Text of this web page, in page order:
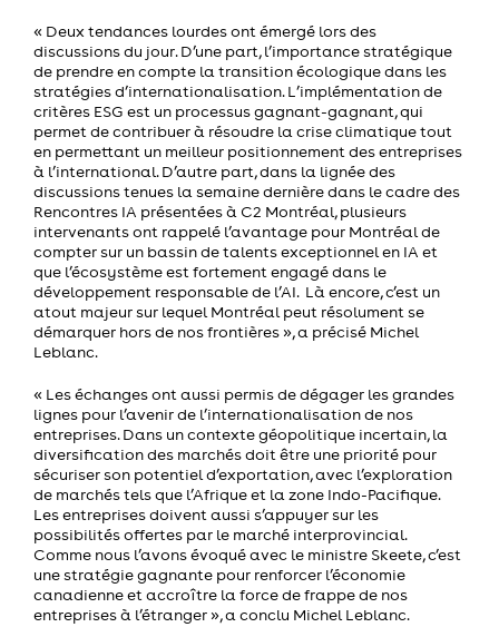
« Deux tendances lourdes ont émergé lors des
discussions du jour. D’une part, l’importance stratégique
de prendre en compte la transition écologique dans les
stratégies d’internationalisation. L’implémentation de
critères ESG est un processus gagnant-gagnant, qui
permet de contribuer à résoudre la crise climatique tout
en permettant un meilleur positionnement des entreprises
à l’international. D’autre part, dans la lignée des
discussions tenues la semaine dernière dans le cadre des
Rencontres IA présentées à C2 Montréal, plusieurs
intervenants ont rappelé l’avantage pour Montréal de
compter sur un bassin de talents exceptionnel en IA et
que l’écosystème est fortement engagé dans le
développement responsable de l’AI. Là encore, c’est un
atout majeur sur lequel Montréal peut résolument se
démarquer hors de nos frontières », a précisé Michel
Leblanc.
« Les échanges ont aussi permis de dégager les grandes
lignes pour l’avenir de l’internationalisation de nos
entreprises. Dans un contexte géopolitique incertain, la
diversification des marchés doit être une priorité pour
sécuriser son potentiel d’exportation, avec l’exploration
de marchés tels que l’Afrique et la zone Indo-Pacifique.
Les entreprises doivent aussi s’appuyer sur les
possibilités offertes par le marché interprovincial.
Comme nous l’avons évoqué avec le ministre Skeete, c’est
une stratégie gagnante pour renforcer l’économie
canadienne et accroître la force de frappe de nos
entreprises à l’étranger », a conclu Michel Leblanc.